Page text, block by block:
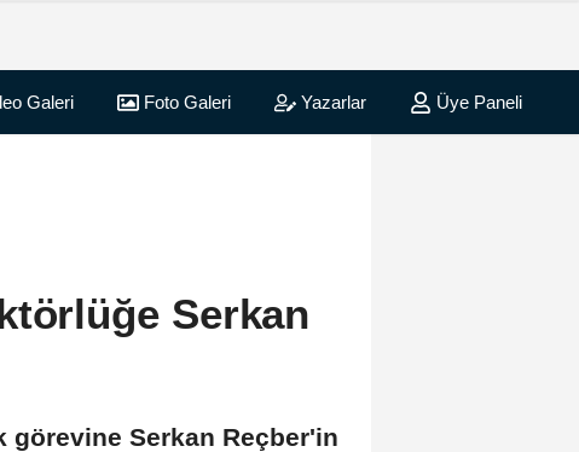
Galeri Foto Galeri Yazarlar Üye Paneli
Serkan
görevine Serkan Reçber'in